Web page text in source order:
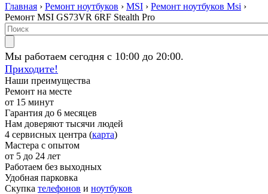
Главная › Ремонт ноутбуков › MSI › Ремонт ноутбуков Msi ›
Ремонт MSI GS73VR 6RF Stealth Pro
Мы работаем сегодня с 10:00 до 20:00.
Приходите!
Наши преимущества
Ремонт на месте
от 15 минут
Гарантия до 6 месяцев
Нам доверяют тысячи людей
4 сервисных центра (карта)
Мастера с опытом
от 5 до 24 лет
Работаем без выходных
Удобная парковка
Скупка телефонов и ноутбуков